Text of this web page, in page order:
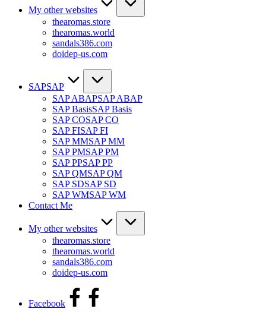
My other websites
thearomas.store
thearomas.world
sandals386.com
doidep-us.com
SAPSAP
SAP ABAPSAP ABAP
SAP BasisSAP Basis
SAP COSAP CO
SAP FISAP FI
SAP MMSAP MM
SAP PMSAP PM
SAP PPSAP PP
SAP QMSAP QM
SAP SDSAP SD
SAP WMSAP WM
Contact Me
My other websites
thearomas.store
thearomas.world
sandals386.com
doidep-us.com
Facebook